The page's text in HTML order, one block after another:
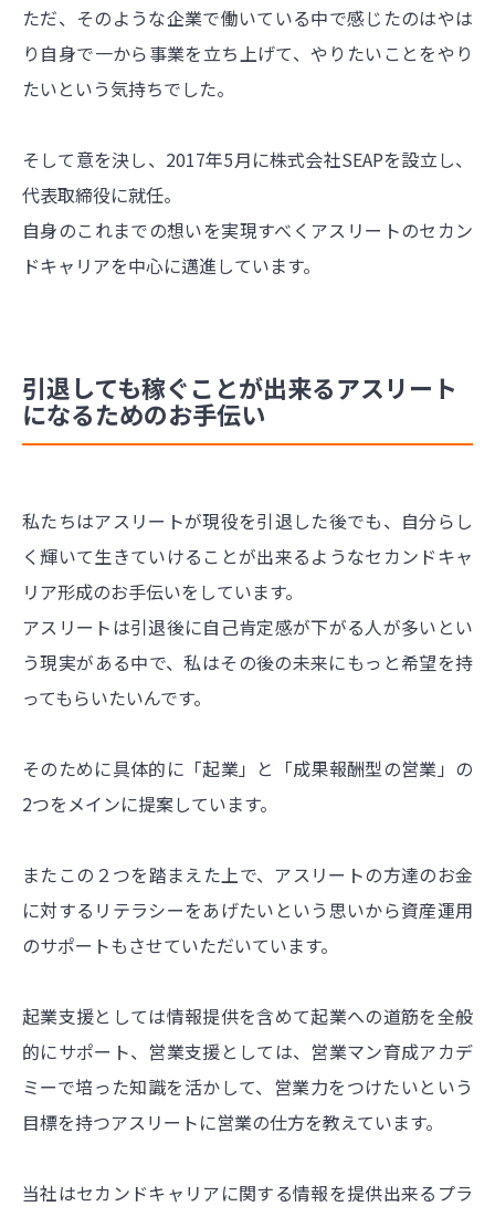
ただ、そのような企業で働いている中で感じたのはやは
り自身で一から事業を立ち上げて、やりたいことをやり
たいという気持ちでした。
そして意を決し、2017年5月に株式会社SEAPを設立し、
代表取締役に就任。
自身のこれまでの想いを実現すべくアスリートのセカン
ドキャリアを中心に邁進しています。
引退しても稼ぐことが出来るアスリート
になるためのお手伝い
私たちはアスリートが現役を引退した後でも、自分らし
く輝いて生きていけることが出来るようなセカンドキャ
リア形成のお手伝いをしています。
アスリートは引退後に自己肯定感が下がる人が多いとい
う現実がある中で、私はその後の未来にもっと希望を持
ってもらいたいんです。
そのために具体的に「起業」と「成果報酬型の営業」の
2つをメインに提案しています。
またこの２つを踏まえた上で、アスリートの方達のお金
に対するリテラシーをあげたいという思いから資産運用
のサポートもさせていただいています。
起業支援としては情報提供を含めて起業への道筋を全般
的にサポート、営業支援としては、営業マン育成アカデ
ミーで培った知識を活かして、営業力をつけたいという
目標を持つアスリートに営業の仕方を教えています。
当社はセカンドキャリアに関する情報を提供出来るプラ